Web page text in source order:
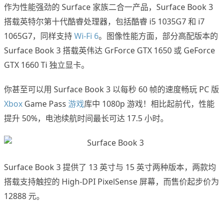
作为性能强劲的 Surface 家族二合一产品，Surface Book 3
搭载英特尔第十代酷睿处理器，包括酷睿 i5 1035G7 和 i7
1065G7，同样支持Wi-Fi 6。图像性能方面，部分高配版本的
Surface Book 3 搭载英伟达 GrForce GTX 1650 或 GeForce
GTX 1660 Ti 独立显卡。
你甚至可以用 Surface Book 3 以每秒 60 帧的速度畅玩 PC 版
Xbox Game Pass 游戏库中 1080p 游戏！相比起前代，性能
提升 50%，电池续航时间最长可达 17.5 小时。
Surface Book 3 提供了 13 英寸与 15 英寸两种版本，两款均
搭载支持触控的 High-DPI PixelSense 屏幕，而售价起步价为
12888 元。